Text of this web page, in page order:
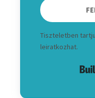
Tiszteletben
leiratkozhat.